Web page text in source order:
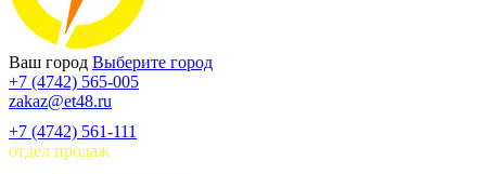
Ваш город Выберите город
+7 (4742) 565-005
zakaz@et48.ru
+7 (4742) 561-111
отдел продаж